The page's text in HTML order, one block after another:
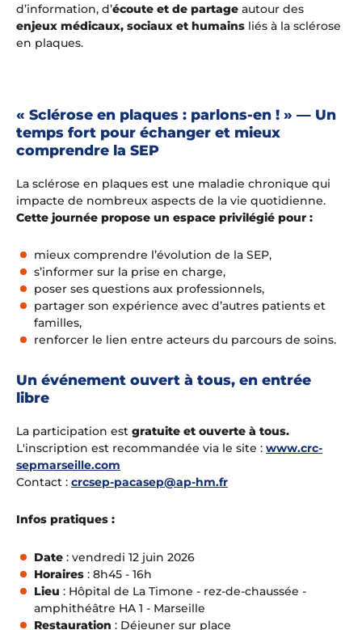
d’information, d’écoute et de partage autour des
enjeux médicaux, sociaux et humains liés à la sclérose
en plaques.
« Sclérose en plaques : parlons-en ! » — Un
temps fort pour échanger et mieux
comprendre la SEP
La sclérose en plaques est une maladie chronique qui
impacte de nombreux aspects de la vie quotidienne.
Cette journée propose un espace privilégié pour :
mieux comprendre l’évolution de la SEP,
s’informer sur la prise en charge,
poser ses questions aux professionnels,
partager son expérience avec d’autres patients et
familles,
renforcer le lien entre acteurs du parcours de soins.
Un événement ouvert à tous, en entrée
libre
La participation est gratuite et ouverte à tous.
L'inscription est recommandée via le site : www.crc-
sepmarseille.com
Contact : crcsep-pacasep@ap-hm.fr
Infos pratiques :
Date : vendredi 12 juin 2026
Horaires : 8h45 - 16h
Lieu : Hôpital de La Timone - rez-de-chaussée -
amphithéâtre HA 1 - Marseille
Restauration : Déjeuner sur place